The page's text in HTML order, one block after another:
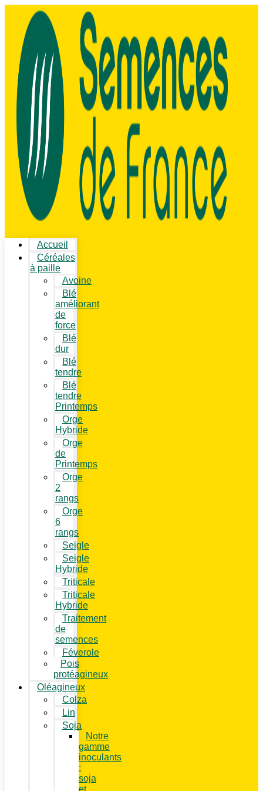
Accueil
Céréales
à paille
Avoine
Blé
améliorant
de
force
Blé
dur
Blé
tendre
Blé
tendre
Printemps
Orge
Hybride
Orge
de
Printemps
Orge
2
rangs
Orge
6
rangs
Seigle
Seigle
Hybride
Triticale
Triticale
Hybride
Traitement
de
semences
Féverole
Pois
protéagineux
Oléagineux
Colza
Lin
Soja
Notre
gamme
inoculants
:
soja
et